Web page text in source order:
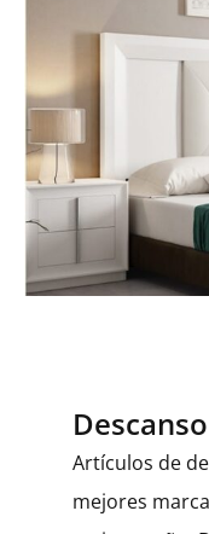
Descanso
Artículos de
mejores